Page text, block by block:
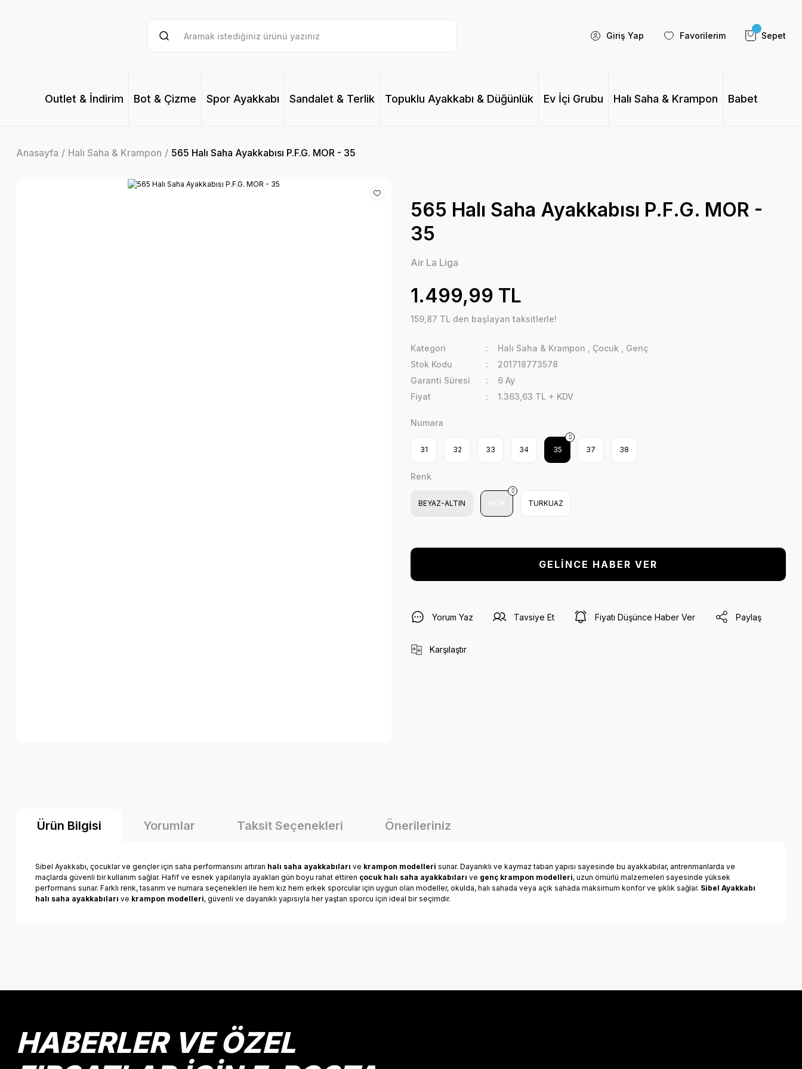
Giriş Yap Favorilerim Sepet
Outlet & İndirim Bot & Çizme Spor Ayakkabı Sandalet & Terlik Topuklu Ayakkabı & Düğünlük Ev İçi Grubu Halı Saha & Krampon Babet
Anasayfa Halı Saha & Krampon 565 Halı Saha Ayakkabısı P.F.G. MOR - 35
565 Halı Saha Ayakkabısı P.F.G. MOR -
35
Air La Liga
1.499,99 TL
159,87 TL den başlayan taksitlerle!
Kategori Halı Saha & Krampon Çocuk
Genç
Stok Kodu
201718773578
Garanti Süresi
6 Ay
Fiyat
1.363,63 TL + KDV
Numara
31 32 33 34 35 37 38
Renk
BEYAZ-ALTIN TURKUAZ
GELİNCE HABER VER
Yorum Yaz Tavsiye Et Fiyatı Düşünce Haber Ver Paylaş
Karşılaştır
Ürün Bilgisi Yorumlar Taksit Seçenekleri Önerileriniz
Sibel Ayakkabı, çocuklar ve gençler için saha performansını artıran halı saha ayakkabıları ve krampon modelleri sunar. Dayanıklı ve kaymaz taban yapısı sayesinde bu ayakkabılar, antrenmanlarda ve
maçlarda güvenli bir kullanım sağlar. Hafif ve esnek yapılarıyla ayakları gün boyu rahat ettiren çocuk halı saha ayakkabıları ve genç krampon modelleri, uzun ömürlü malzemeleri sayesinde yüksek
performans sunar. Farklı renk, tasarım ve numara seçenekleri ile hem kız hem erkek sporcular için uygun olan modeller, okulda, halı sahada veya açık sahada maksimum konfor ve şıklık sağlar. Sibel Ayakkabı
halı saha ayakkabıları ve krampon modelleri, güvenli ve dayanıklı yapısıyla her yaştan sporcu için ideal bir seçimdir.
Ürün resmi kalitesiz, bozuk veya görüntülenemiyor.
Ürün fiyatı diğer sitelerden daha pahalı.
Bu ürüne benzer farklı alternatifler olmalı.
HABERLER VE ÖZEL